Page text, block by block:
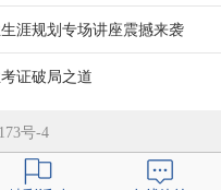
涯规划专场讲座震撼来袭
证破局之道
号-4